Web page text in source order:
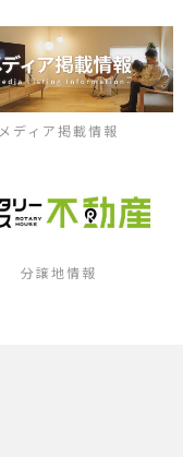
メディア掲載情報
分譲地情報